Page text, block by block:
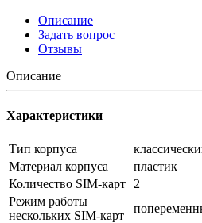
Описание
Задать вопрос
Отзывы
Описание
Характеристики
Тип корпуса
Материал корпуса
пластик
Количество SIM-карт
2
Режим работы
нескольких SIM-карт